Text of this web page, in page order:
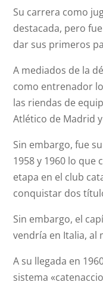
Su carrera como
destacada, pero
dar sus primeros
A mediados de la
como entrenador
las riendas de
Atlético de Madrid
Sin embargo, fue
1958 y 1960 lo que
etapa en el club
conquistar dos
Sin embargo, el
vendría en Italia, al
A su llegada en
sistema